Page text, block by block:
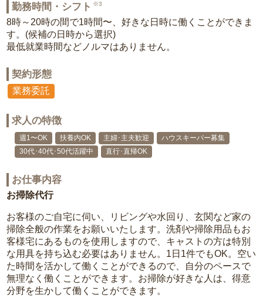
勤務時間・シフト ※3
8時～20時の間で1時間〜、好きな日時に働くことができま
す。(候補の日時から選択)
最低就業時間などノルマはありません。
契約形態
業務委託
求人の特徴
週1〜OK 扶養内OK 主婦･主夫歓迎
ハウスキーパー募集
30代･40代･50代活躍中
直行･直帰OK
お仕事内容
お掃除代行
お客様のご自宅に伺い、リビングや水回り、玄関など家の
掃除全般の作業をお願いいたします。洗剤や掃除用品もお
客様宅にあるものを使用しますので、キャストの方は特別
な用具を持ち込む必要はありません。1日1件でもOK。空い
た時間を活かして働くことができるので、自分のペースで
無理なく働くことができます。お掃除が好きな人は、得意
分野を生かして働くことができます。